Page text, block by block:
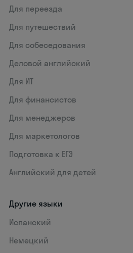
Для переезда
Для путешествий
Для собеседования
Деловой английский
Для ИТ
Для финансистов
Для менеджеров
Для маркетологов
Подготовка к ЕГЭ
Английский для детей
Другие языки
Испанский
Немецкий